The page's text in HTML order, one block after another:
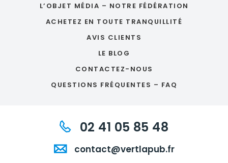
L’OBJET MÉDIA – NOTRE FÉDÉRATION
ACHETEZ EN TOUTE TRANQUILLITÉ
AVIS CLIENTS
LE BLOG
CONTACTEZ-NOUS
QUESTIONS FRÉQUENTES – FAQ
02 41 05 85 48
contact@vertlapub.fr